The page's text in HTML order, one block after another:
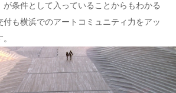
条件として入っていることからもわかる
も横浜でのアートコミュニティ力をアッ